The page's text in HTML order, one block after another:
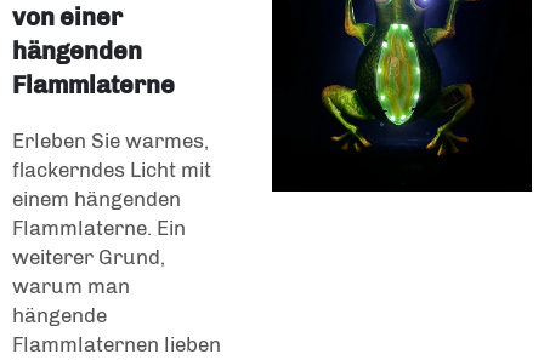
von einer
hängenden
Flammlaterne
Erleben Sie warmes,
flackerndes Licht mit
einem hängenden
Flammlaterne. Ein
weiterer Grund,
warum man
hängende
Flammlaternen lieben